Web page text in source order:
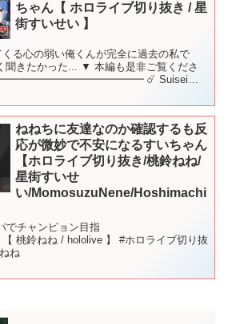
ちゃん【 ホロライブ切り抜き / 星
街すいせい 】
る心の弱い俺くんが完全に過去の私で
聞きたかった... ▼ 本編も是非ご覧くださ
☄️ Suisei
ねねちに友達なのか確認するも反
応が微妙で不安になるすいちゃん
【ホロライブ切り抜き/桃鈴ねね/
星街すいせ
い/MomosuzuNene/Hoshimachi
でチャンピョン目指
桃鈴ねね / hololive 】 #ホロライブ切り抜
ね